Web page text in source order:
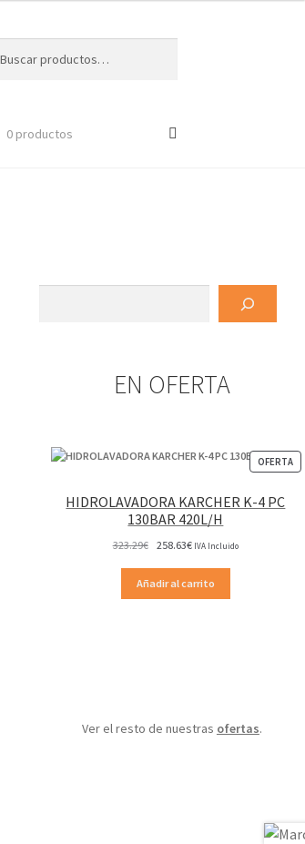
0 productos
EN OFERTA
OFERTA
EN
HIDROLAVADORA KARCHER K-4 PC
130BAR 420L/H
323.29€ El
original
258.63€El
actual
IVA Incluido
Añadir al carrito
Ver el resto de nuestras ofertas.